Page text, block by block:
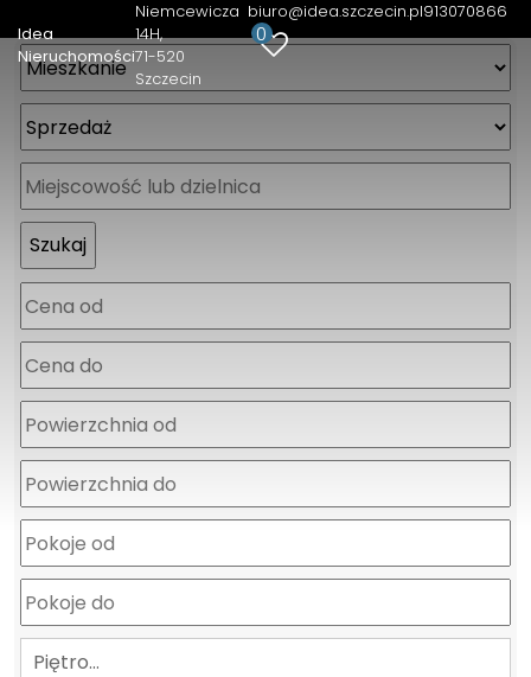
Idea
Nieruchomości
Niemcewicza
14H
71-520
Szczecin
biuro@idea.szczecin.pl913070866
0
Piętro…